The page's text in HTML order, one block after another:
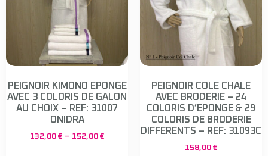
PEIGNOIR KIMONO EPONGE
AVEC 3 COLORIS DE GALON
AU CHOIX – REF: 31007
ONIDRA
132,00 € – 152,00 €
PEIGNOIR COLE CHALE
AVEC BRODERIE – 24
COLORIS D’EPONGE & 29
COLORIS DE BRODERIE
DIFFERENTS – REF: 31093C
158,00 €